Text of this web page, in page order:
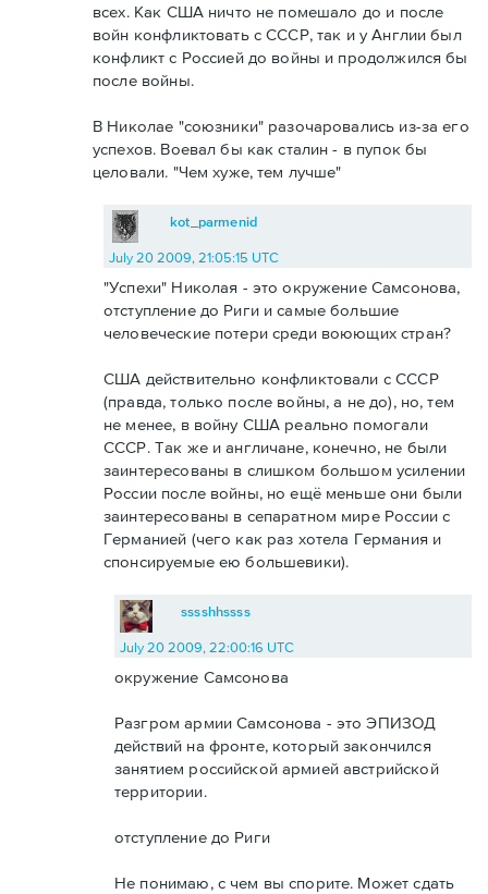
всех. Как США ничто не помешало до и после
войн конфликтовать с СССР, так и у Англии был
конфликт с Россией до войны и продолжился бы
после войны.
В Николае "союзники" разочаровались из-за его
успехов. Воевал бы как сталин - в пупок бы
целовали. "Чем хуже, тем лучше"
kot_parmenid
July 20 2009, 21:05:15 UTC
"Успехи" Николая - это окружение Самсонова,
отступление до Риги и самые большие
человеческие потери среди воюющих стран?
США действительно конфликтовали с СССР
(правда, только после войны, а не до), но, тем
не менее, в войну США реально помогали
СССР. Так же и англичане, конечно, не были
заинтересованы в слишком большом усилении
России после войны, но ещё меньше они были
заинтересованы в сепаратном мире России с
Германией (чего как раз хотела Германия и
спонсируемые ею большевики).
sssshhssss
July 20 2009, 22:00:16 UTC
окружение Самсонова
Разгром армии Самсонова - это ЭПИЗОД
действий на фронте, который закончился
занятием российской армией австрийской
территории.
отступление до Риги
Не понимаю, с чем вы спорите. Может сдать